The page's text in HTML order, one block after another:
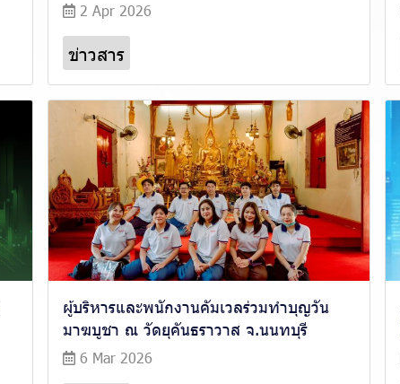
2 Apr 2026
ข่าวสาร
ผู้บริหารและพนักงานคัมเวลร่วมทำบุญวัน
มาฆบูชา ณ วัดยุคันธราวาส จ.นนทบุรี
6 Mar 2026